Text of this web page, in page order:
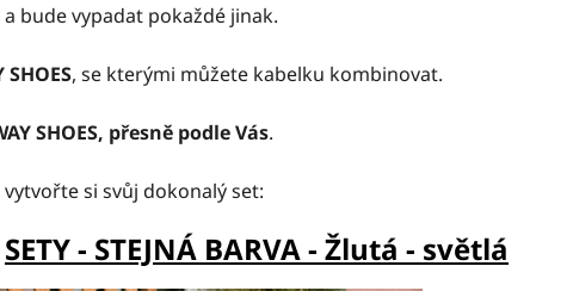
bude vypadat pokaždé jinak.
SHOES, se kterými můžete kabelku kombinovat.
SHOES, přesně podle Vás.
si svůj dokonalý set:
SETY - STEJNÁ BARVA - Žlutá - světlá